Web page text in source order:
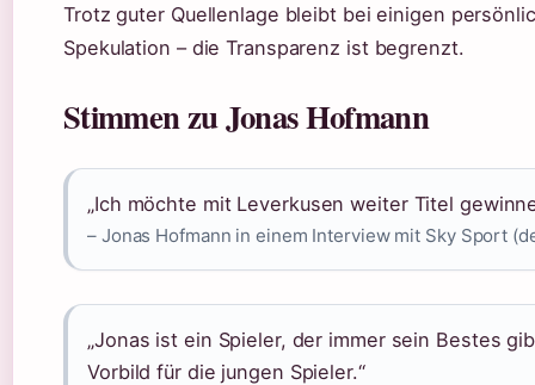
Trotz guter Quellenlage bleibt bei einigen
Spekulation – die Transparenz ist begrenzt.
Stimmen zu Jonas Hofmann
„Ich möchte mit Leverkusen weiter Titel
– Jonas Hofmann in einem Interview mit Sky Sport
„Jonas ist ein Spieler, der immer sein Bestes
Vorbild für die jungen Spieler.“